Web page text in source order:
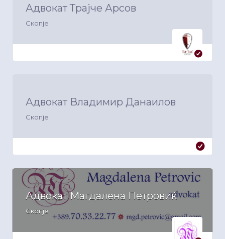
Адвокат Трајче Арсов
Скопје
Адвокат Владимир Данаилов
Скопје
Адвокат Магдалена Петровиќ
Скопје